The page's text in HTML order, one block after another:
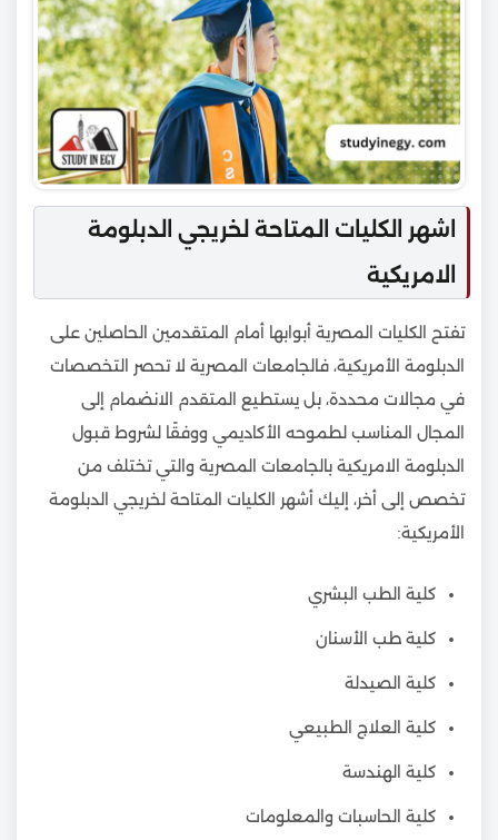
اشهر الكليات المتاحة لخريجي الدبلومة
الامريكية
تفتح الكليات المصرية أبوابها أمام المتقدمين الحاصلين على
الدبلومة الأمريكية، فالجامعات المصرية لا تحصر التخصصات
في مجالات محددة، بل يستطيع المتقدم الانضمام إلى
المجال المناسب لطموحه الأكاديمي ووفقًا لشروط قبول
الدبلومة الامريكية بالجامعات المصرية والتي تختلف من
تخصص إلى أخر، إليك أشهر الكليات المتاحة لخريجي الدبلومة
الأمريكية:
كلية الطب البشري
كلية طب الأسنان
كلية الصيدلة
كلية العلاج الطبيعي
كلية الهندسة
كلية الحاسبات والمعلومات